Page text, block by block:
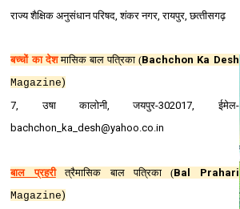
राज्‍य शैक्षिक अनुसंधान परिषद, शंकर नगर, रायपुर, छत्‍तीसगढ़
बच्‍चों का देशमासिक बाल पत्रिका(Bachchon Ka Desh
Magazine)
7, उषा कालोनी, जयपुर-302017, ईमेल-
bachchon_ka_desh@yahoo.co.in
बाल प्रहरीत्रैमासिक बाल पत्रिका(Bal Prahari
Magazine)